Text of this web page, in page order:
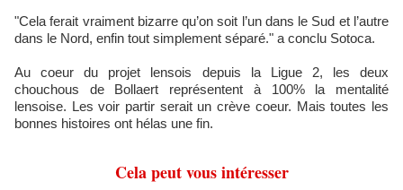
"Cela ferait vraiment bizarre qu’on soit l’un dans le Sud et l’autre
dans le Nord, enfin tout simplement séparé." a conclu Sotoca.
Au coeur du projet lensois depuis la Ligue 2, les deux
chouchous de Bollaert représentent à 100% la mentalité
lensoise. Les voir partir serait un crève coeur. Mais toutes les
bonnes histoires ont hélas une fin.
Cela peut vous intéresser